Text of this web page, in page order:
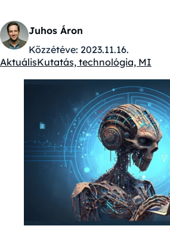
Juhos Áron
Közzétéve: 2023.11.16.
Kategóriák:
AktuálisKutatás, technológia, MI